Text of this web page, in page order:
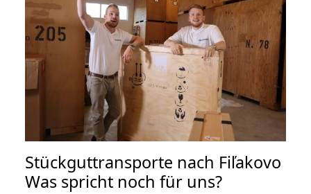
Stückguttransporte nach Fiľakovo
Was spricht noch für uns?